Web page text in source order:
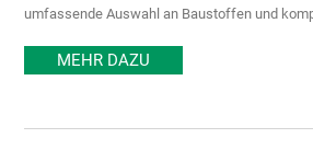
umfassende Auswahl an Baustoffen und
MEHR DAZU